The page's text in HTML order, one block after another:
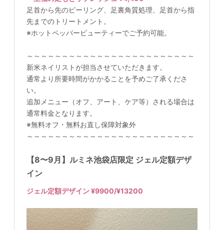
足首から先のピーリング、足裏角質処理、足首から指
先までのトリートメント。
※ホットペッパービューティーでご予約可能。
～～～～～～～～～～～～～～～～～～～～～～～～
新米ネイリストが担当させていただきます。
通常より所要時間がかかることを予めご了承くださ
い。
追加メニュー（オフ、アート、ケア等）される場合は
通常料金となります。
※無料オフ・無料お直し保障対象外
～～～～～～～～～～～～～～～～～～～～～～～～
【8〜9月】ルミネ池袋店限定 ジェル定額デザ
イン
ジェル定額デザイン ¥9900/¥13200